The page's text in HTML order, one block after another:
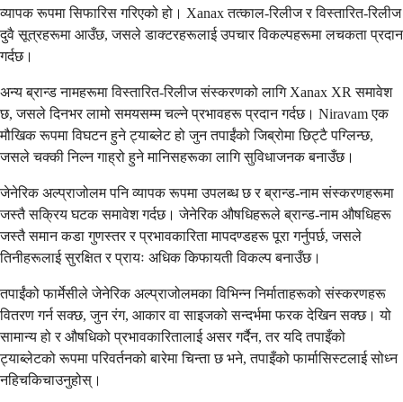
व्यापक रूपमा सिफारिस गरिएको हो। Xanax तत्काल-रिलीज र विस्तारित-रिलीज
दुवै सूत्रहरूमा आउँछ, जसले डाक्टरहरूलाई उपचार विकल्पहरूमा लचकता प्रदान
गर्दछ।
अन्य ब्रान्ड नामहरूमा विस्तारित-रिलीज संस्करणको लागि Xanax XR समावेश
छ, जसले दिनभर लामो समयसम्म चल्ने प्रभावहरू प्रदान गर्दछ। Niravam एक
मौखिक रूपमा विघटन हुने ट्याब्लेट हो जुन तपाईंको जिब्रोमा छिट्टै पग्लिन्छ,
जसले चक्की निल्न गाह्रो हुने मानिसहरूका लागि सुविधाजनक बनाउँछ।
जेनेरिक अल्प्राजोलम पनि व्यापक रूपमा उपलब्ध छ र ब्रान्ड-नाम संस्करणहरूमा
जस्तै सक्रिय घटक समावेश गर्दछ। जेनेरिक औषधिहरूले ब्रान्ड-नाम औषधिहरू
जस्तै समान कडा गुणस्तर र प्रभावकारिता मापदण्डहरू पूरा गर्नुपर्छ, जसले
तिनीहरूलाई सुरक्षित र प्रायः अधिक किफायती विकल्प बनाउँछ।
तपाईंको फार्मेसीले जेनेरिक अल्प्राजोलमका विभिन्न निर्माताहरूको संस्करणहरू
वितरण गर्न सक्छ, जुन रंग, आकार वा साइजको सन्दर्भमा फरक देखिन सक्छ। यो
सामान्य हो र औषधिको प्रभावकारितालाई असर गर्दैन, तर यदि तपाइँको
ट्याब्लेटको रूपमा परिवर्तनको बारेमा चिन्ता छ भने, तपाइँको फार्मासिस्टलाई सोध्न
नहिचकिचाउनुहोस्।